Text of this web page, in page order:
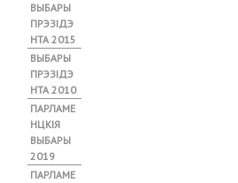
ВЫБАРЫ
ПРЭЗІДЭ
НТА 2015
ВЫБАРЫ
ПРЭЗІДЭ
НТА 2010
ПАРЛАМЕ
НЦКІЯ
ВЫБАРЫ
2019
ПАРЛАМЕ